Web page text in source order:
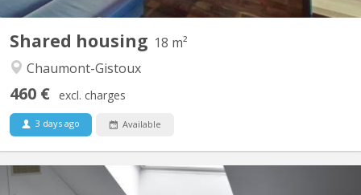
Shared housing 18 m²
Chaumont-Gistoux
460 € excl. charges
3 days ago Available